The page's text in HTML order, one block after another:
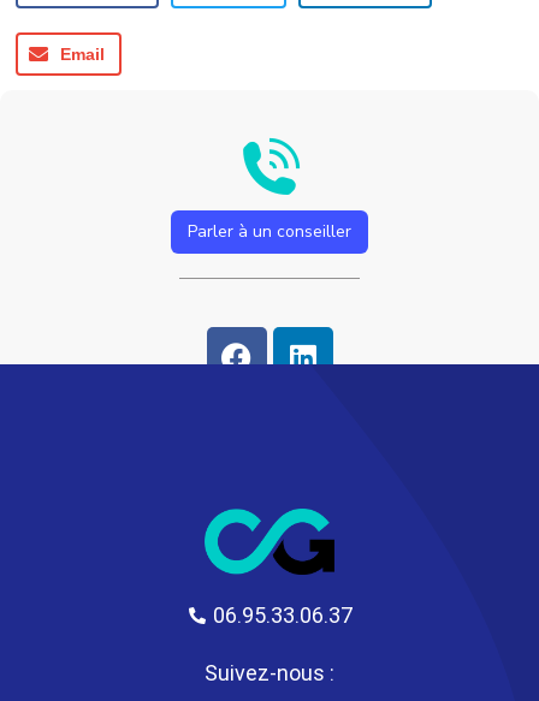
Email
Parler à un conseiller
06.95.33.06.37
Suivez-nous :